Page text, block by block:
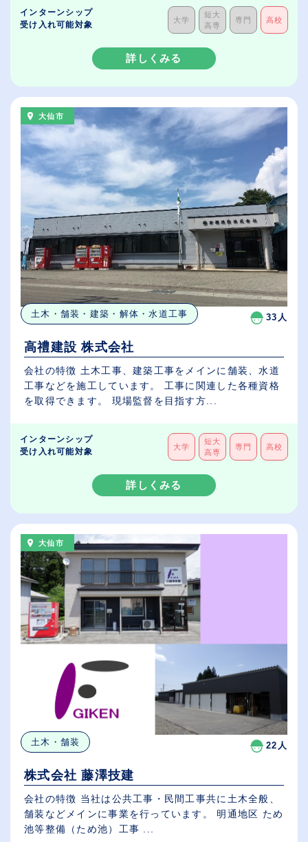
インターンシップ
受け入れ可能対象
大学
短大
高専
専門 高校
詳しくみる
大仙市
土木・舗装・建築・解体・水道工事 33人
高禮建設 株式会社
会社の特徴 土木工事、建築工事をメインに舗装、水道
工事などを施工しています。 工事に関連した各種資格
を取得できます。 現場監督を目指す方...
インターンシップ
受け入れ可能対象
大学
短大
高専
専門 高校
詳しくみる
大仙市
土木・舗装 22人
株式会社 藤澤技建
会社の特徴 当社は公共工事・民間工事共に土木全般、
舗装などメインに事業を行っています。 明通地区 ため